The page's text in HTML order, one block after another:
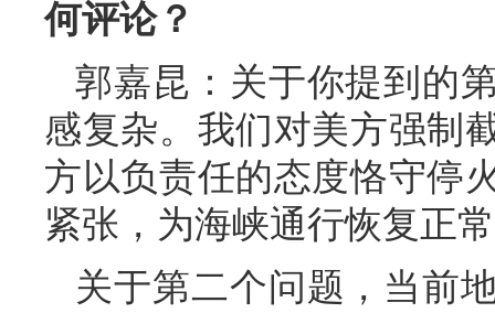
何评论？
郭嘉昆：关于你提到的
感复杂。我们对美方强制
方以负责任的态度恪守停
紧张，为海峡通行恢复正
关于第二个问题，当前